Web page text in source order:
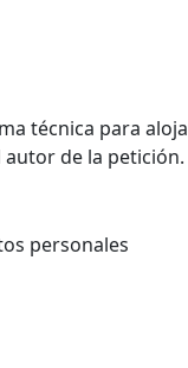
técnica para
de la petición.
personales